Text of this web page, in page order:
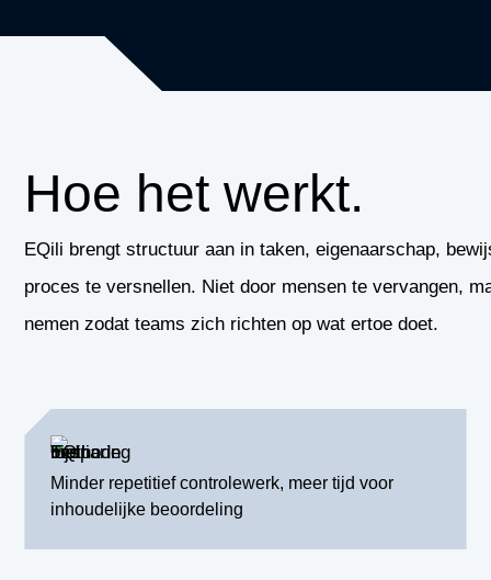
Hoe het werkt.
EQili brengt structuur aan in taken, eigenaarschap,
proces te versnellen. Niet door mensen te vervangen,
nemen zodat teams zich richten op wat ertoe doet.
Minder repetitief controlewerk, meer tijd voor
inhoudelijke beoordeling